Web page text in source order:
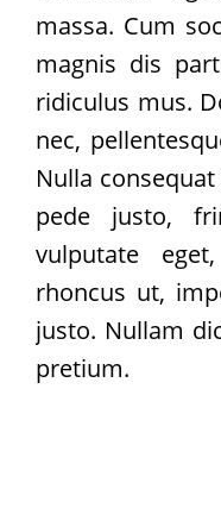
2018
2017
Verein
Unsere
Ziele
Team
Kontakt
massa. Cum
magnis dis
ridiculus mus.
nec,
Nulla
pede justo,
vulputate
rhoncus ut,
justo. Nullam
pretium.